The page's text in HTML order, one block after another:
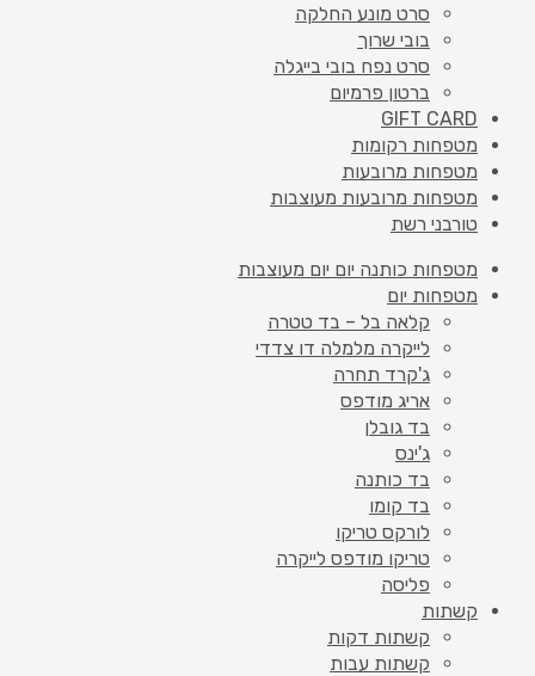
סרט מונע החלקה
בובי שרוך
סרט נפח בובי בייגלה
ברטון פרמיום
GIFT CARD
מטפחות רקומות
מטפחות מרובעות
מטפחות מרובעות מעוצבות
טורבני רשת
מטפחות כותנה יום יום מעוצבות
מטפחות יום
קלאה בל – בד טטרה
לייקרה מלמלה דו צדדי
ג'קרד תחרה
אריג מודפס
בד גובלן
ג'ינס
בד כותנה
בד קומו
לורקס טריקו
טריקו מודפס לייקרה
פליסה
קשתות
קשתות דקות
קשתות עבות